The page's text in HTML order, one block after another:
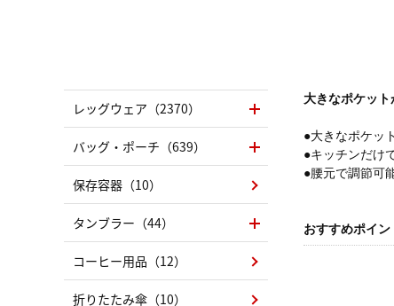
大きなポケッ
●大きなポケッ
●キッチンだけ
●腰元で調節可
おすすめポイン
レッグウェア（2370）
バッグ・ポーチ（639）
保存容器（10）
タンブラー（44）
コーヒー用品（12）
折りたたみ傘（10）